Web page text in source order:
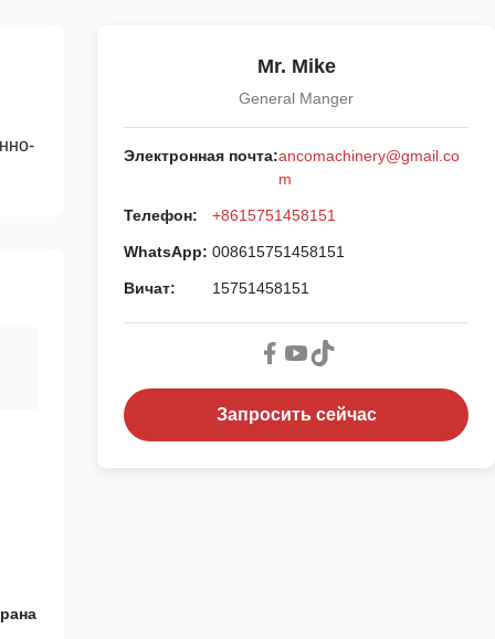
Mr. Mike
General Manger
Электронная почта:ancomachinery@gmail.co
m
Телефон: +8615751458151
WhatsApp: 008615751458151
Вичат: 15751458151
Запросить сейчас